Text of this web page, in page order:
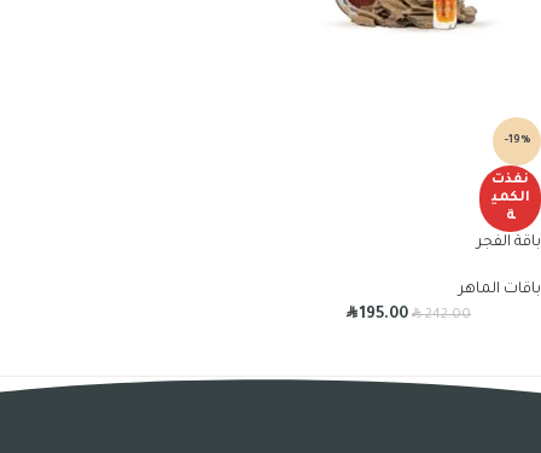
-19%
نفذت
الكمي
ة
باقة الفجر
باقات الماهر
R242.00
R195.00